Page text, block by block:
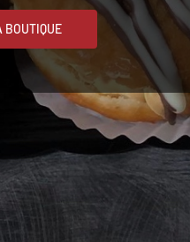
BOUTIQUE